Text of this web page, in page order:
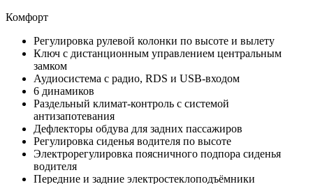
Комфорт
Регулировка рулевой колонки по высоте и вылету
Ключ с дистанционным управлением центральным
замком
Аудиосистема с радио, RDS и USB-входом
6 динамиков
Раздельный климат-контроль с системой
антизапотевания
Дефлекторы обдува для задних пассажиров
Регулировка сиденья водителя по высоте
Электрорегулировка поясничного подпора сиденья
водителя
Передние и задние электростеклоподъёмники